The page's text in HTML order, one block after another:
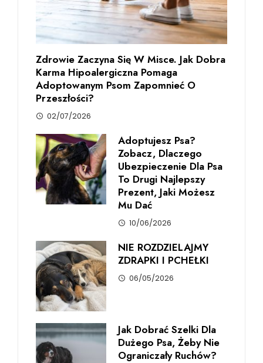
Zdrowie Zaczyna Się W Misce. Jak Dobra
Karma Hipoalergiczna Pomaga
Adoptowanym Psom Zapomnieć O
Przeszłości?
02/07/2026
Adoptujesz Psa?
Zobacz, Dlaczego
Ubezpieczenie Dla Psa
To Drugi Najlepszy
Prezent, Jaki Możesz
Mu Dać
10/06/2026
NIE ROZDZIELAJMY
ZDRAPKI I PCHEŁKI
06/05/2026
Jak Dobrać Szelki Dla
Dużego Psa, Żeby Nie
Ograniczały Ruchów?